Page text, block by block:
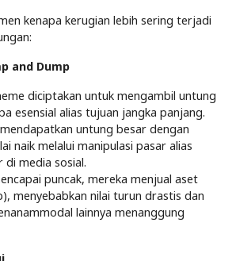
kenapa kerugian lebih sering terjadi
and Dump
diciptakan untuk mengambil untung
esensial alias tujuan jangka panjang.
untung besar dengan
naik melalui manipulasi pasar alias
media sosial.
puncak, mereka menjual aset
menyebabkan nilai turun drastis dan
lainnya menanggung